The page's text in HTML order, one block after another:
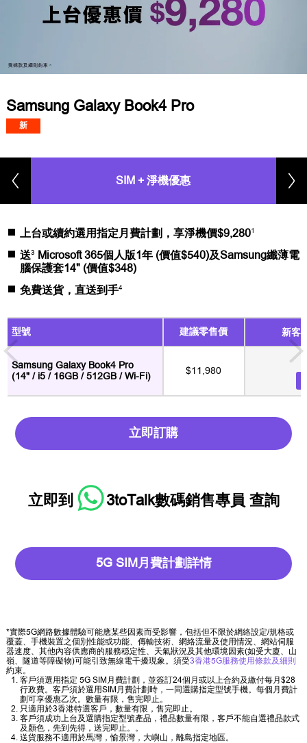
Samsung Galaxy Book4 Pro
新
SIM + 淨機優惠
上台或續約選用指定月費計劃，享淨機價$9,2801
送3
Microsoft 365個人版1年 (價值$540)及Samsung纖薄電
腦保護套14" (價值$348)
免費送貨，直送到手4
型號 建議零售價 新客
Samsung Galaxy Book4 Pro
(14" / i5 / 16GB / 512GB / Wi-Fi)
$11,980
立即訂購
立即到 3toTalk數碼銷售專員 查詢
5G SIM月費計劃詳情
*實際5G網路數據體驗可能應某些因素而受影響，包括但不限於網絡設定/規格或
覆蓋、手機裝置之個別性能或功能、傳輸技術、網絡流量及使用情況、網站伺服
器速度、其他內容供應商的服務穏定性、天氣狀況及其他環境因素(如受大廈、山
嶺、隧道等障礙物)可能引致無線電干擾現象。須受3香港5G服務使用條款及細則
約束。
客戶須選用指定 5G SIM月費計劃，並簽訂24個月或以上合約及繳付每月$28
行政費。客戶須於選用SIM月費計劃時，一同選購指定型號手機。每個月費計
劃可享優惠乙次。數量有限，售完即止。
只適用於3香港特選客戶，數量有限，售完即止。
客戶須成功上台及選購指定型號產品，禮品數量有限，客戶不能自選禮品款式
及顏色，先到先得，送完即止。。
送貨服務不適用於馬灣，愉景灣，大嶼山，離島指定地區。